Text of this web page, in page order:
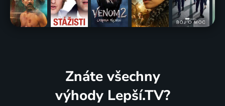
Znáte všechny
výhody Lepší.TV?